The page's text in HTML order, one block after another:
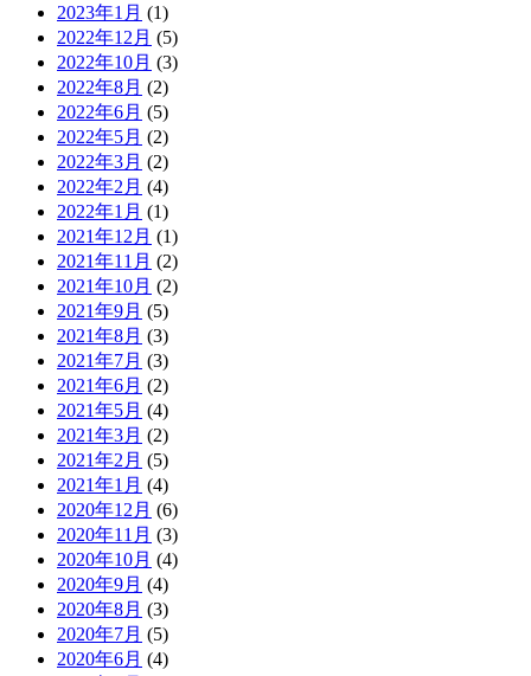
2023年1月 (1)
2022年12月 (5)
2022年10月 (3)
2022年8月 (2)
2022年6月 (5)
2022年5月 (2)
2022年3月 (2)
2022年2月 (4)
2022年1月 (1)
2021年12月 (1)
2021年11月 (2)
2021年10月 (2)
2021年9月 (5)
2021年8月 (3)
2021年7月 (3)
2021年6月 (2)
2021年5月 (4)
2021年3月 (2)
2021年2月 (5)
2021年1月 (4)
2020年12月 (6)
2020年11月 (3)
2020年10月 (4)
2020年9月 (4)
2020年8月 (3)
2020年7月 (5)
2020年6月 (4)